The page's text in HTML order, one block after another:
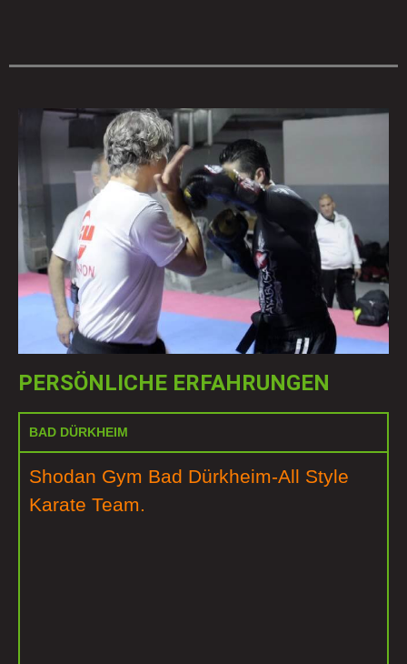
PERSÖNLICHE ERFAHRUNGEN
BAD DÜRKHEIM
Shodan Gym Bad Dürkheim-All Style
Karate Team.​